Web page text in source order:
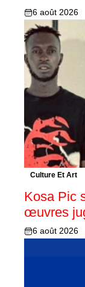
6 août 2026
Culture Et Art
Kosa Pic
œuvres
6 août 2026